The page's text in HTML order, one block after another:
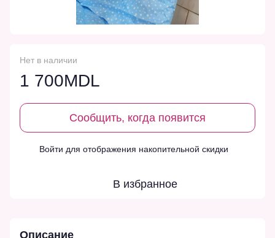
Нет в наличии
1 700MDL
Сообщить, когда появится
Войти для отображения накопительной скидки
В избранное
Описание